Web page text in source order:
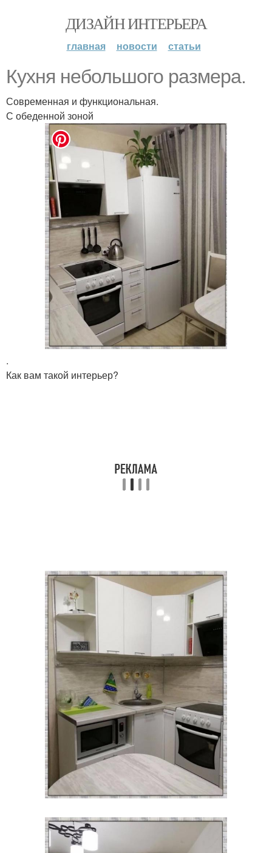
ДИЗАЙН ИНТЕРЬЕРА
главная новости статьи
Кухня небольшого размера.
Современная и функциональная.
С обеденной зоной
.
Как вам такой интерьер?